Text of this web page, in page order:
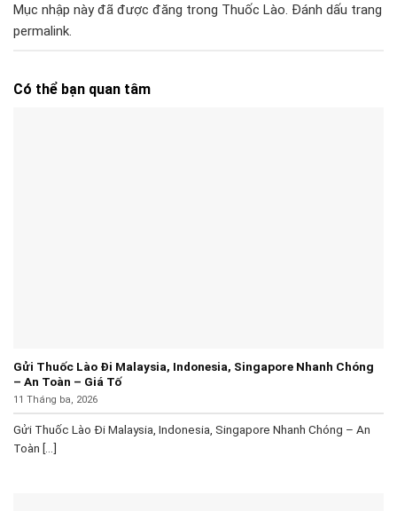
Mục nhập này đã được đăng trong Thuốc Lào. Đánh dấu trang
permalink.
Có thể bạn quan tâm
Gửi Thuốc Lào Đi Malaysia, Indonesia, Singapore Nhanh Chóng
– An Toàn – Giá Tố
11 Tháng ba, 2026
Gửi Thuốc Lào Đi Malaysia, Indonesia, Singapore Nhanh Chóng – An
Toàn [...]